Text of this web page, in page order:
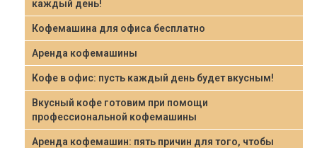
каждый день!
Кофемашина для офиса бесплатно
Аренда кофемашины
Кофе в офис: пусть каждый день будет вкусным!
Вкусный кофе готовим при помощи
профессиональной кофемашины
Аренда кофемашин: пять причин для того, чтобы